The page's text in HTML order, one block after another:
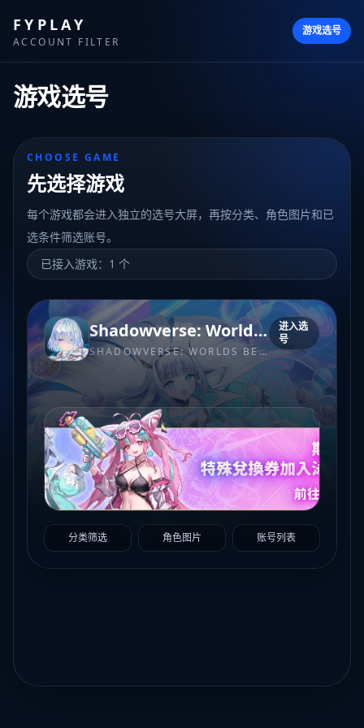
FYPLAY
ACCOUNT FILTER
游戏选号
游戏选号
CHOOSE GAME
先选择游戏
每个游戏都会进入独立的选号大屏，再按分类、角色图片和已
选条件筛选账号。
已接入游戏： 1 个
Shadowverse: Worlds Beyond
SHADOWVERSE: WORLDS BEYOND
进入选
号
分类筛选 角色图片 账号列表